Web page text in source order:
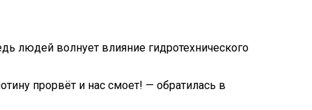
людей волнует влияние гидротехнического
прорвёт и нас смоет! — обратилась в